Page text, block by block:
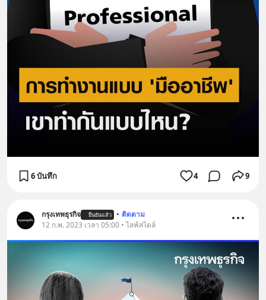
6 บันทึก 4 9
กรุงเทพธุรกิจ ยืนยันแล้ว • ติดตาม
12 ก.พ. 2023 เวลา 05:00 • ไลฟ์สไตล์